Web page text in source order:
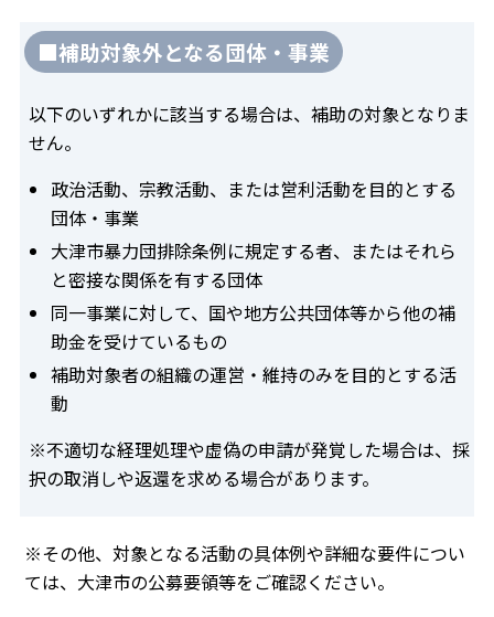
■補助対象外となる団体・事業
以下のいずれかに該当する場合は、補助の対象となりま
せん。
政治活動、宗教活動、または営利活動を目的とする
団体・事業
大津市暴力団排除条例に規定する者、またはそれら
と密接な関係を有する団体
同一事業に対して、国や地方公共団体等から他の補
助金を受けているもの
補助対象者の組織の運営・維持のみを目的とする活
動
※不適切な経理処理や虚偽の申請が発覚した場合は、採
択の取消しや返還を求める場合があります。
※その他、対象となる活動の具体例や詳細な要件につい
ては、大津市の公募要領等をご確認ください。